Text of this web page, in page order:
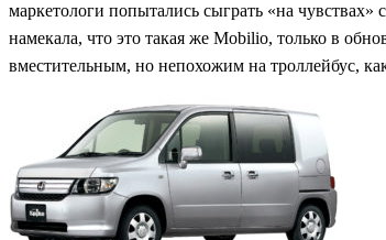
маркетологи попытались сыграть «на
намекала, что это такая же Mobilio, только в
вместительным, но непохожим на троллейбус,